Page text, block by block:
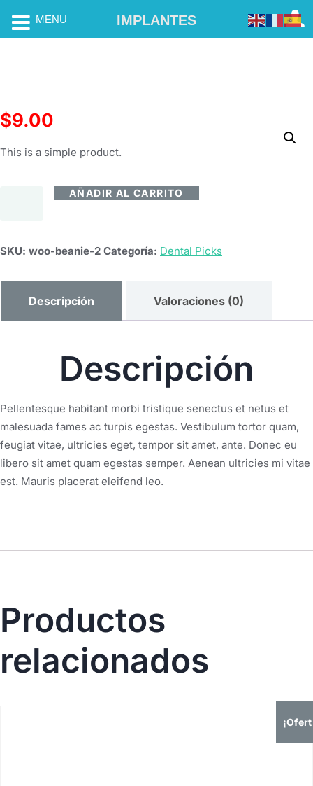
$9.00
This is a simple product.
AÑADIR AL CARRITO
SKU: woo-beanie-2 Categoría: Dental Picks
Descripción Valoraciones (0)
Descripción
Pellentesque habitant morbi tristique senectus et netus et
malesuada fames ac turpis egestas. Vestibulum tortor quam,
feugiat vitae, ultricies eget, tempor sit amet, ante. Donec eu
libero sit amet quam egestas semper. Aenean ultricies mi vitae
est. Mauris placerat eleifend leo.
Productos
relacionados
¡Ofert
MENU IMPLANTES